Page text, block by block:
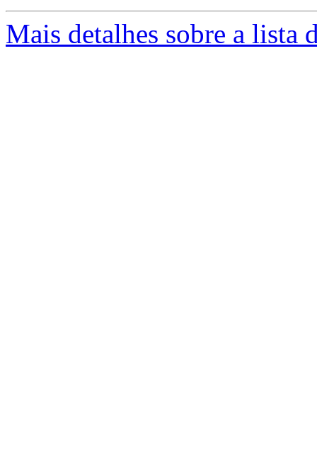
Mais detalhes sobre a lista